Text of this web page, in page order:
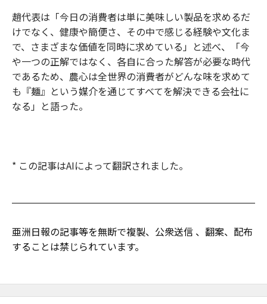
趙代表は「今日の消費者は単に美味しい製品を求めるだ
けでなく、健康や簡便さ、その中で感じる経験や文化ま
で、さまざまな価値を同時に求めている」と述べ、「今
や一つの正解ではなく、各自に合った解答が必要な時代
であるため、農心は全世界の消費者がどんな味を求めて
も『麺』という媒介を通じてすべてを解決できる会社に
なる」と語った。
* この記事はAIによって翻訳されました。
亜洲日報の記事等を無断で複製、公衆送信 、翻案、配布
することは禁じられています。